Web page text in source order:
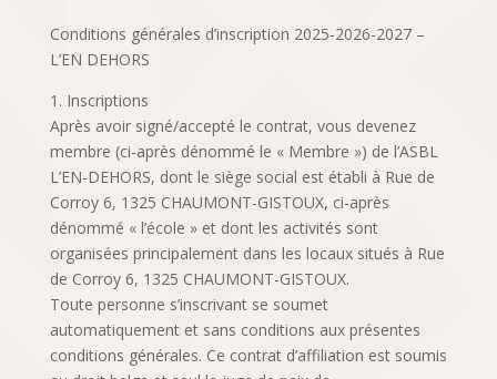
Conditions générales d’inscription 2025-2026-2027 –
L’EN DEHORS
1. Inscriptions
Après avoir signé/accepté le contrat, vous devenez
membre (ci-après dénommé le « Membre ») de l’ASBL
L’EN-DEHORS, dont le siège social est établi à Rue de
Corroy 6, 1325 CHAUMONT-GISTOUX, ci-après
dénommé « l’école » et dont les activités sont
organisées principalement dans les locaux situés à Rue
de Corroy 6, 1325 CHAUMONT-GISTOUX.
Toute personne s’inscrivant se soumet
automatiquement et sans conditions aux présentes
conditions générales. Ce contrat d’affiliation est soumis